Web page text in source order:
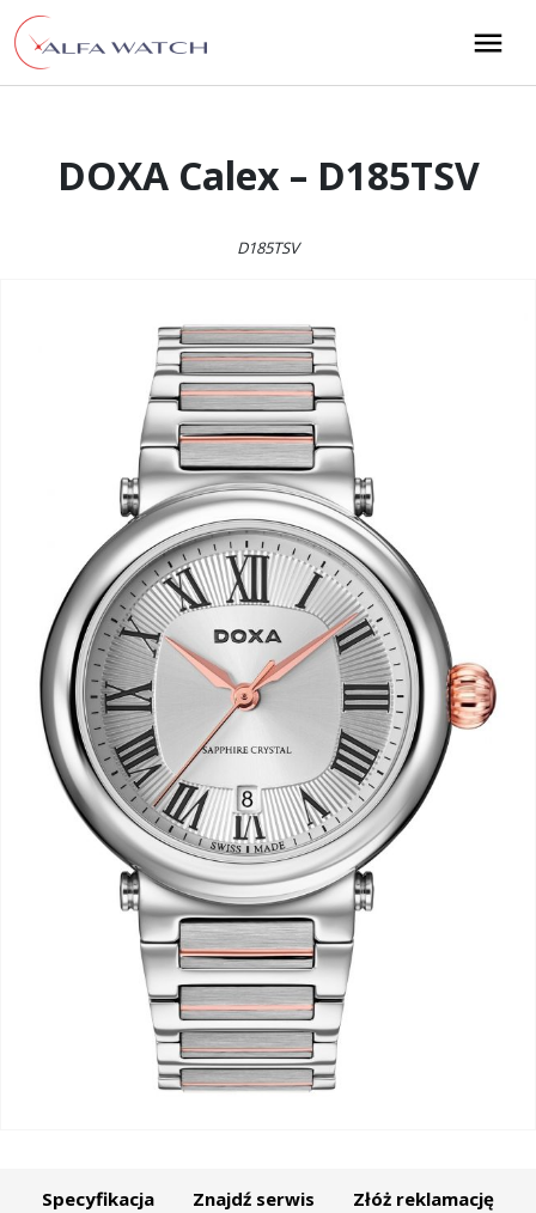
Przejdź do treści
Main Navigation
DOXA Calex – D185TSV
D185TSV
Specyfikacja Znajdź serwis Złóż reklamację